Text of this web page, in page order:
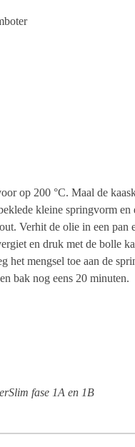
op 200 °C. Maal de
kleine springvorm
Verhit de olie in een pan
en druk met de bolle
het mengsel toe aan de
bak nog eens 20 minuten.
fase 1A en 1B